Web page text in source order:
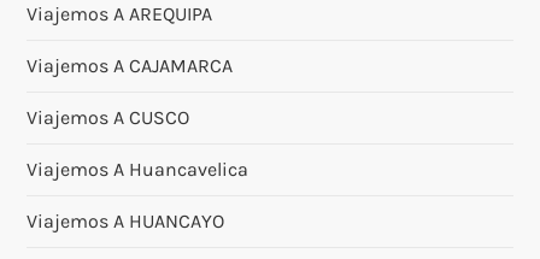
Viajemos A AREQUIPA
Viajemos A CAJAMARCA
Viajemos A CUSCO
Viajemos A Huancavelica
Viajemos A HUANCAYO